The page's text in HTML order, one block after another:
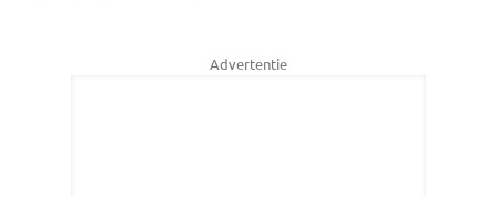
Advertentie